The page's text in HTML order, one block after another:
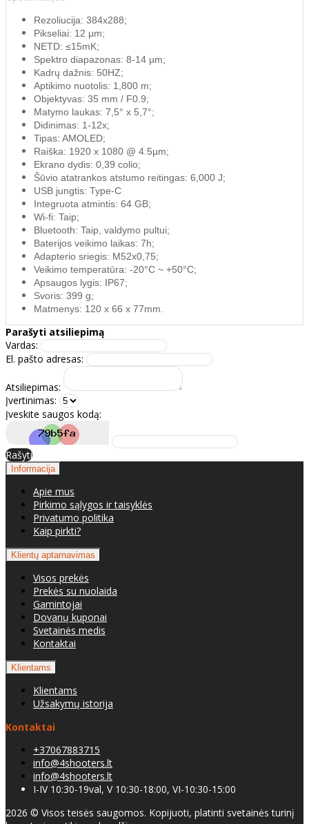
Rezoliucija: 384x288;
Pikseliai: 12 µm;
NETD: ≤15mK;
Spektro diapazonas: 8-14 µm;
Kadrų dažnis: 50HZ;
Aptikimo nuotolis: 1,800 m;
Objektyvas: 35 mm / F0.9;
Matymo laukas: 7,5° x 5,7°;
Didinimas: 1-12x;
Tipas: AMOLED;
Raiška: 1920 x 1080 @ 4.5µm;
Ekrano dydis: 0,39 colio;
Šūvio atatrankos atstumo reitingas: 6,000 J;
USB jungtis: Type-C
Integruota atmintis: 64 GB;
Wi-fi: Taip;
Bluetooth: Taip, valdymo pultui;
Baterijos veikimo laikas: 7h;
Adapterio sriegis: M52x0,75;
Veikimo temperatūra: -20°C ~ +50°C;
Apsaugos lygis: IP67;
Svoris: 399 g;
Matmenys: 120 x 66 x 77mm.
Parašyti atsiliepimą
Vardas:
El. pašto adresas:
Atsiliepimas:
Įvertinimas:
Įveskite saugos kodą:
Rašyti
Informacija
Apie mus
Pirkimo sąlygos ir taisyklės
Privatumo politika
Kaip pirkti?
Klientų aptarnavimas
Visos prekės
Prekės su nuolaida
Gamintojai
Dovanų kuponai
Svetainės medis
Kontaktai
Klientams
Klientams
Užsakymų istorija
Kontaktai
+37067883715
info@4shooters.lt
info@4shooters.lt
I-IV 10:30-19val, V 10:30-18:00, VI-10:30-15:00
2026 © Visos teisės saugomos. Kopijuoti, platinti svetainės turinį